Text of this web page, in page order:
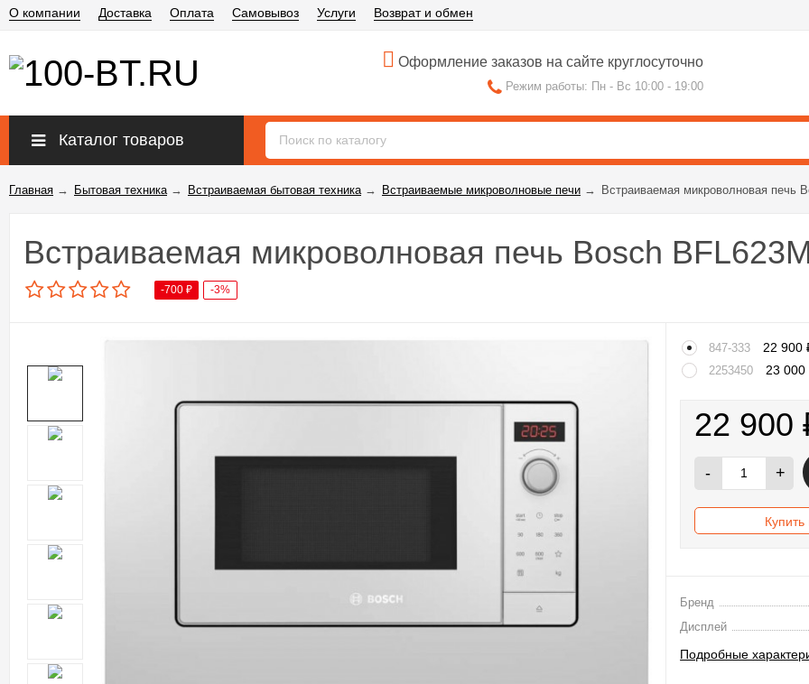
О компании Доставка Оплата Самовывоз Услуги Возврат и обмен
Оформление заказов на сайте круглосуточно
Режим работы: Пн - Вс 10:00 - 19:00
Каталог товаров
Главная → Бытовая техника→ Встраиваемая бытовая техника→ Встраиваемые микроволновые печи → Встраиваемая микроволновая печь
Встраиваемая микроволновая печь Bosch
-700 ₽ -3%
847-333 22 900
2253450 23 000
22 900
- +
Купить
Бренд
Дисплей
Подробные